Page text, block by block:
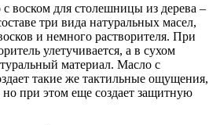
воском для столешницы из дерева –
три вида натуральных масел,
и немного растворителя. При
улетучивается, а в сухом
материал. Масло с
такие же тактильные ощущения,
но при этом еще создает защитную